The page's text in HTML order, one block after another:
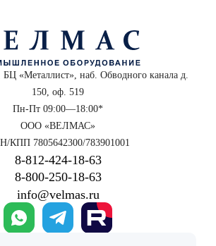
БЦ «Металлист», наб. Обводного канала д.
150, оф. 519
Пн-Пт 09:00—18:00*
ООО «ВЕЛМАС»
КПП 7805642300/783901001
8‑812‑424‑18‑63
8‑800‑250‑18‑63
info@velmas.ru